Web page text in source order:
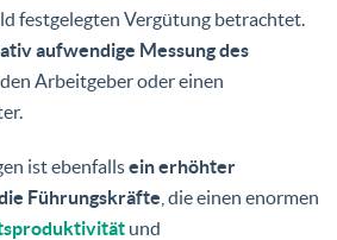
festgelegten Vergütung betrachtet.
aufwendige Messung des
Arbeitgeber oder einen
ist ebenfallsein erhöhter
Führungskräfte , die einen enormen
und